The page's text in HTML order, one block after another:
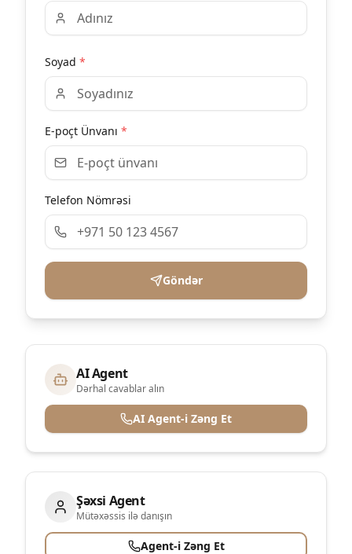
Soyad *
E-poçt Ünvanı *
Telefon Nömrəsi
Göndər
AI Agent
Dərhal cavablar alın
AI Agent-i Zəng Et
Şəxsi Agent
Mütəxəssis ilə danışın
Agent-i Zəng Et